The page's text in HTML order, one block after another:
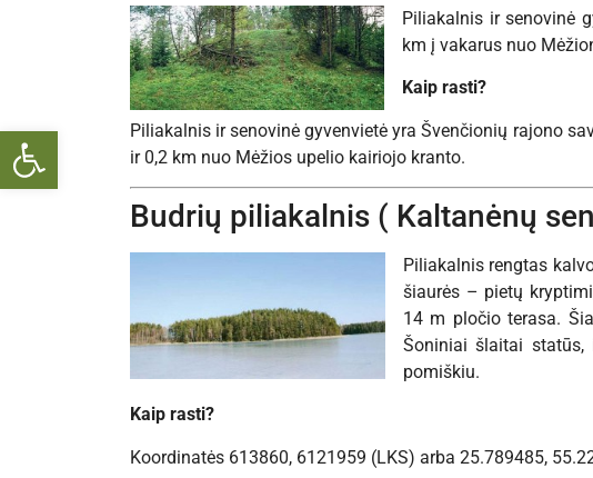
Open toolbar
Piliakalnis ir senovinė
km į vakarus nuo
Kaip rasti?
Piliakalnis ir senovinė gyvenvietė yra Švenčionių rajono
ir 0,2 km nuo Mėžios upelio kairiojo kranto.
Budrių piliakalnis ( Kaltanėnų
Piliakalnis rengtas
šiaurės – pietų
14 m pločio terasa.
Šoniniai šlaitai
pomiškiu.
Kaip rasti?
Koordinatės 613860, 6121959 (LKS) arba 25.789485,